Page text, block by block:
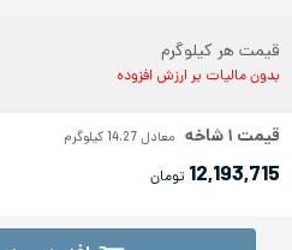
قیمت هر کیلوگرم
بدون مالیات بر ارزش افزوده
قیمت ۱شاخه معادل14.27 کیلوگرم
12,193,715 تومان